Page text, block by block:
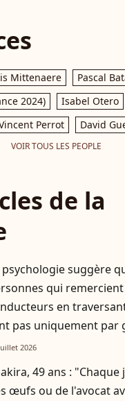
Mittenaere
Pascal
2024)
Isabel Otero
Perrot David
VOIR TOUS LES PEOPLE
de la
psychologie suggère
qui remercient
en
pas uniquement par
2026
49 ans : "Chaque
œufs ou de l'avocat